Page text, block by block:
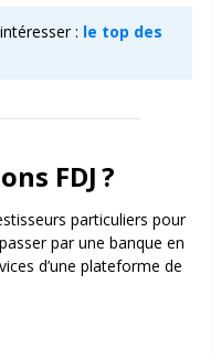
: le top des
FDJ ?
particuliers pour
par une banque en
d’une plateforme de